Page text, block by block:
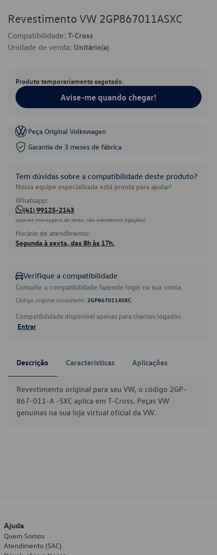
Revestimento VW 2GP867011ASXC
Compatibilidade: T-Cross
Unidade de venda: Unitário(a)
Produto temporariamente esgotado.
Avise-me quando chegar!
Peça Original Volkswagen
Garantia de 3 meses de fábrica
Tem dúvidas sobre a compatibilidade deste produto?
Nossa equipe especializada está pronta para ajudar!
Whatsapp:
(41) 99125-2143
(apenas mensagens de texto, não atendemos ligações)
Horário de atendimento:
Segunda à sexta, das 8h às 17h.
Verifique a compatibilidade
Consulte a compatibilidade fazendo login na sua conta.
Código original consultado: 2GP867011ASXC
Compatibilidade disponível apenas para clientes logados.
Entrar
Descrição Características Aplicações
Revestimento original para seu VW, o código 2GP-
867-011-A -SXC aplica em T-Cross. Peças VW
genuínas na sua loja virtual oficial da VW.
Ajuda
Quem Somos
Atendimento (SAC)